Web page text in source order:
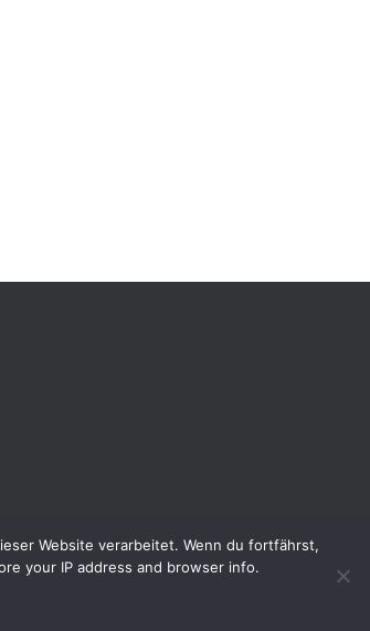
Website verarbeitet. Wenn du fortfährst,
your IP address and browser info.